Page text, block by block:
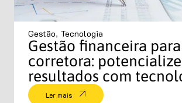
Gestão, Tecnologia
Gestão financeira para
corretora: potencialize
resultados com
Ler mais